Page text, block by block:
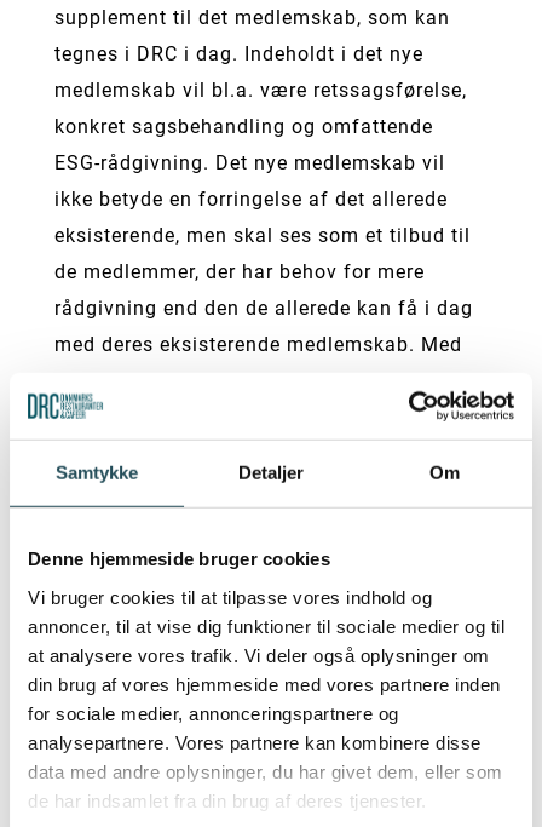
Samtykke Detaljer Om
Denne hjemmeside bruger cookies
Vi bruger cookies til at tilpasse vores indhold og
annoncer, til at vise dig funktioner til sociale medier og til
at analysere vores trafik. Vi deler også oplysninger om
din brug af vores hjemmeside med vores partnere inden
for sociale medier, annonceringspartnere og
analysepartnere. Vores partnere kan kombinere disse
data med andre oplysninger, du har givet dem, eller som
de har indsamlet fra din brug af deres tjenester.
supplement til det medlemskab, som kan
tegnes i DRC i dag. Indeholdt i det nye
medlemskab vil bl.a. være retssagsførelse,
konkret sagsbehandling og omfattende
ESG-rådgivning. Det nye medlemskab vil
ikke betyde en forringelse af det allerede
eksisterende, men skal ses som et tilbud til
de medlemmer, der har behov for mere
rådgivning end den de allerede kan få i dag
med deres eksisterende medlemskab. Med
DRCs medlemmer mulighed for at samle
denne måde kan udstrække rådgivningen til
imod det nye medlemstilbud, som vi
forventer at kunne introducere inden
udgangen af 2024.
På generalforsamlingen den 25. april
gennemførtes flere vedtægtsændringer, som
kan findes her:DRC | DRC vedtægter
(thehost.dk)